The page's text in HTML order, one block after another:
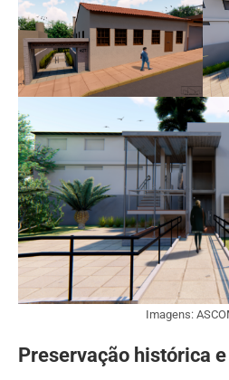
Imagens:
Preservação histórica